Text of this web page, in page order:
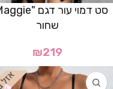
שחור
₪219